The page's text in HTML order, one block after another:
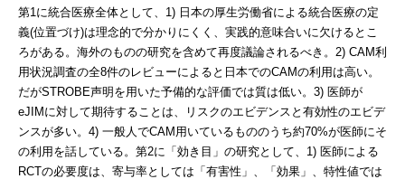
第1に統合医療全体として、1) 日本の厚生労働省による統合医療の定
義(位置づけ)は理念的で分かりにくく、実践的意味合いに欠けるとこ
ろがある。海外のものの研究を含めて再度議論されるべき。2) CAM利
用状況調査の全8件のレビューによると日本でのCAMの利用は高い。
だがSTROBE声明を用いた予備的な評価では質は低い。3) 医師が
eJIMに対して期待することは、リスクのエビデンスと有効性のエビデ
ンスが多い。4) 一般人でCAM用いているもののうち約70%が医師にそ
の利用を話している。第2に「効き目」の研究として、1) 医師による
RCTの必要度は、寄与率としては「有害性」、「効果」、特性値では